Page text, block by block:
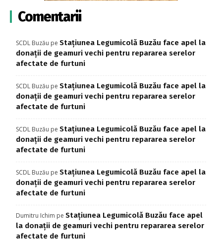
Comentarii
SCDL Buzău pe Stațiunea Legumicolă Buzău face apel la
donații de geamuri vechi pentru repararea serelor
afectate de furtuni
SCDL Buzău pe Stațiunea Legumicolă Buzău face apel la
donații de geamuri vechi pentru repararea serelor
afectate de furtuni
SCDL Buzău pe Stațiunea Legumicolă Buzău face apel la
donații de geamuri vechi pentru repararea serelor
afectate de furtuni
SCDL Buzău pe Stațiunea Legumicolă Buzău face apel la
donații de geamuri vechi pentru repararea serelor
afectate de furtuni
Dumitru Ichim pe Stațiunea Legumicolă Buzău face apel
la donații de geamuri vechi pentru repararea serelor
afectate de furtuni